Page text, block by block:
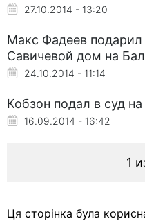
27.10.2014 - 13:20
Макс Фадеев
Савичевой дом на
24.10.2014 - 11:14
Кобзон подал в суд
16.09.2014 - 16:42
1
Ця сторінка була